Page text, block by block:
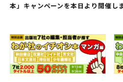
本」キャンペーンを本日より開催しま